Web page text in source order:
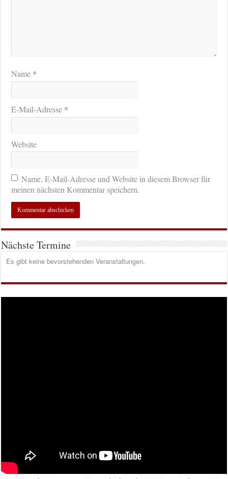
Name *
E-Mail-Adresse *
Website
Name, E-Mail-Adresse und Website in diesem Browser für
meinen nächsten Kommentar speichern.
Nächste Termine
Es gibt keine bevorstehenden Veranstaltungen.